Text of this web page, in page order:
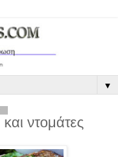
▼
ντομάτες